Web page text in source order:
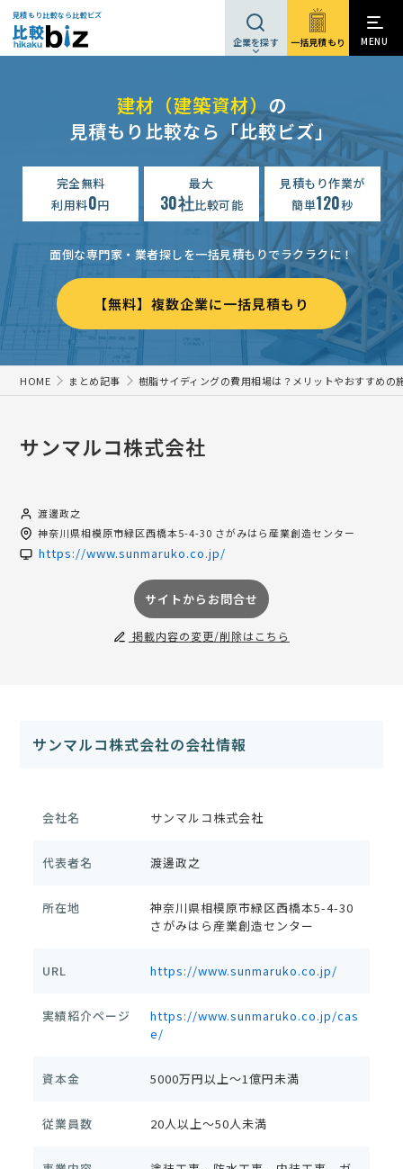
見積もり比較なら比較ビズ
企業を探す 一括見積もり MENU
建材（建築資材）の
見積もり比較なら「比較ビズ」
完全無料
利用料0円
最大
30社比較可能
見積もり作業が
簡単120秒
面倒な専門家・業者探しを一括見積もりでラクラクに！
【無料】複数企業に一括見積もり
HOME まとめ記事 樹脂サイディングの費用相場は？メリットやおすすめの
サンマルコ株式会社
渡邊政之
神奈川県相模原市緑区西橋本5-4-30 さがみはら産業創造センター
https://www.sunmaruko.co.jp/
サイトからお問合せ
掲載内容の変更/削除はこちら
サンマルコ株式会社の会社情報
会社名 サンマルコ株式会社
代表者名 渡邊政之
所在地
神奈川県相模原市緑区西橋本5-4-30
さがみはら産業創造センター
URL https://www.sunmaruko.co.jp/
実績紹介ページ
https://www.sunmaruko.co.jp/cas
e/
資本金 5000万円以上～1億円未満
従業員数 20人以上～50人未満